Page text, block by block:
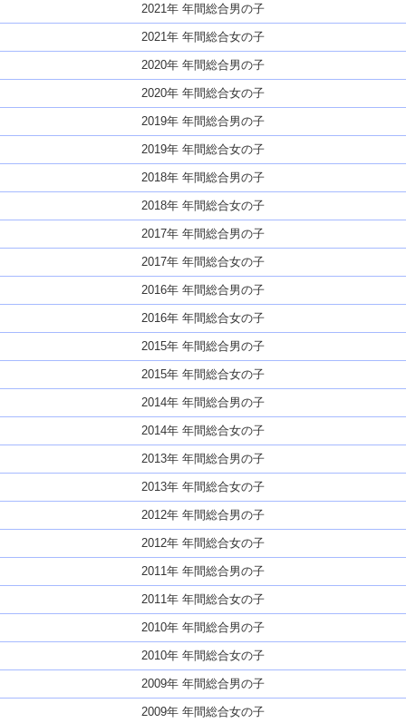
2021年 年間総合男の子
2021年 年間総合女の子
2020年 年間総合男の子
2020年 年間総合女の子
2019年 年間総合男の子
2019年 年間総合女の子
2018年 年間総合男の子
2018年 年間総合女の子
2017年 年間総合男の子
2017年 年間総合女の子
2016年 年間総合男の子
2016年 年間総合女の子
2015年 年間総合男の子
2015年 年間総合女の子
2014年 年間総合男の子
2014年 年間総合女の子
2013年 年間総合男の子
2013年 年間総合女の子
2012年 年間総合男の子
2012年 年間総合女の子
2011年 年間総合男の子
2011年 年間総合女の子
2010年 年間総合男の子
2010年 年間総合女の子
2009年 年間総合男の子
2009年 年間総合女の子